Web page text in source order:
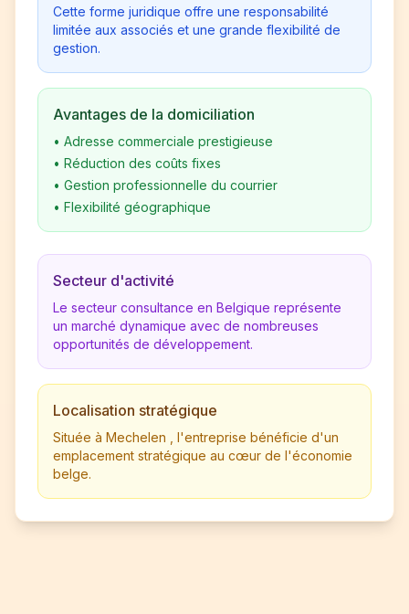
Cette forme juridique offre une responsabilité
limitée aux associés et une grande flexibilité de
gestion.
Avantages de la domiciliation
• Adresse commerciale prestigieuse
• Réduction des coûts fixes
• Gestion professionnelle du courrier
• Flexibilité géographique
Secteur d'activité
Le secteur consultance en Belgique représente
un marché dynamique avec de nombreuses
opportunités de développement.
Localisation stratégique
Située à Mechelen , l'entreprise bénéficie d'un
emplacement stratégique au cœur de l'économie
belge.